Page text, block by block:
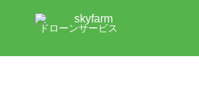
ドローンサービス